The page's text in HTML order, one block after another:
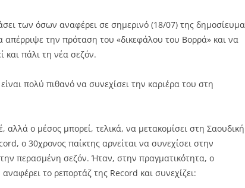
των όσων αναφέρει σε σημερινό (18/07) της δημοσίευμα
την πρόταση του «δικεφάλου του Βορρά» και να
και πάλι τη νέα σεζόν.
πολύ πιθανό να συνεχίσει την καριέρα του στη
ο μέσος μπορεί, τελικά, να μετακομίσει στη Σαουδική
ο 30χρονος παίκτης αρνείται να συνεχίσει στην
περασμένη σεζόν. Ήταν, στην πραγματικότητα, ο
το ρεπορτάζ της Record και συνεχίζει: